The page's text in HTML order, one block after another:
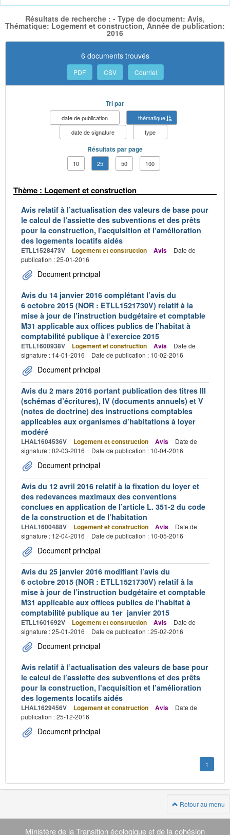
Résultats de recherche : - Type de document: Avis,
Thématique: Logement et construction, Année de publication:
2016
6 documents trouvés
PDF CSV Courriel
Tri par
date de publication
thématique
date de signature
type
Résultats par page
10 25 50 100
Thème : Logement et construction
Avis relatif à l’actualisation des valeurs de base pour
le calcul de l’assiette des subventions et des prêts
pour la construction, l’acquisition et l’amélioration
des logements locatifs aidés
ETLL1528473V Logement et construction Avis
Date de
publication : 25-01-2016
Document principal
Avis du 14 janvier 2016 complétant l’avis du
6 octobre 2015 (NOR : ETLL1521730V) relatif à la
mise à jour de l’instruction budgétaire et comptable
M31 applicable aux offices publics de l’habitat à
comptabilité publique à l’exercice 2015
ETLL1600938V Logement et construction Avis
Date de
signature : 14-01-2016
Date de publication : 10-02-2016
Document principal
Avis du 2 mars 2016 portant publication des titres III
(schémas d’écritures), IV (documents annuels) et V
(notes de doctrine) des instructions comptables
applicables aux organismes d’habitations à loyer
modéré
LHAL1604536V Logement et construction Avis
Date de
signature : 02-03-2016
Date de publication : 10-04-2016
Document principal
Avis du 12 avril 2016 relatif à la fixation du loyer et
des redevances maximaux des conventions
conclues en application de l’article L. 351-2 du code
de la construction et de l’habitation
LHAL1600488V Logement et construction Avis
Date de
signature : 12-04-2016
Date de publication : 10-05-2016
Document principal
Avis du 25 janvier 2016 modifiant l’avis du
6 octobre 2015 (NOR : ETLL1521730V) relatif à la
mise à jour de l’instruction budgétaire et comptable
M31 applicable aux offices publics de l’habitat à
comptabilité publique au 1er janvier 2015
ETLL1601692V Logement et construction Avis
Date de
signature : 25-01-2016
Date de publication : 25-02-2016
Document principal
Avis relatif à l’actualisation des valeurs de base pour
le calcul de l’assiette des subventions et des prêts
pour la construction, l’acquisition et l’amélioration
des logements locatifs aidés
LHAL1629456V Logement et construction Avis
Date de
publication : 25-12-2016
Document principal
1
Retour au menu
Navigation
Ministère de la Transition écologique et de la cohésion